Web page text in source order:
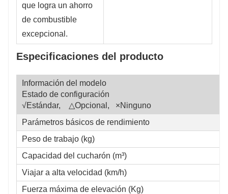
que logra un ahorro
de combustible
excepcional.
Especificaciones del producto
Información del modelo
Estado de configuración
√Estándar, △Opcional, ×Ninguno
Parámetros básicos de rendimiento
Peso de trabajo (kg)
Capacidad del cucharón (m³)
Viajar a alta velocidad (km/h)
Fuerza máxima de elevación (Kg)